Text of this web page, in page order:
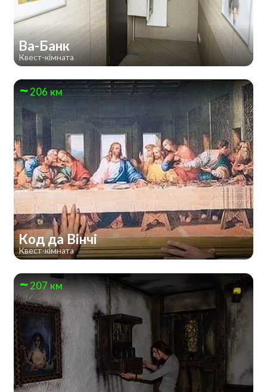
Ва-Банк
Квест-кімната
206 км
Код да Вінчі
Квест-кімната
207 км